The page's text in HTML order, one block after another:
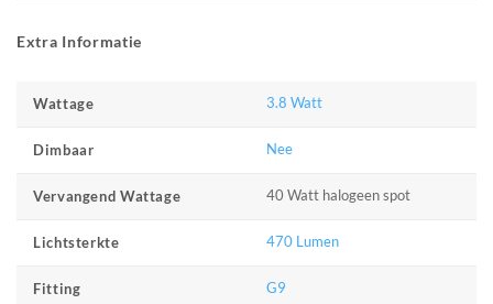
Extra Informatie
Wattage 3.8 Watt
Dimbaar Nee
Vervangend Wattage 40 Watt halogeen spot
Lichtsterkte 470 Lumen
Fitting G9